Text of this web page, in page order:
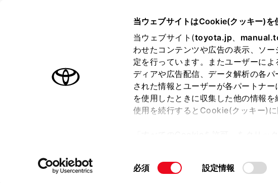
当ウェブサイトはCookie(クッキー)を
当ウェブサイト(toyota.jp、
わせたコンテンツや広告の表示、ソ
定を行っています。またユーザーに
ディアや広告配信、データ解析の各
された情報とユーザーが各パートナ
を使用したときに収集した他の情報
使用を続行するとCookie(クッキー)に
て」をご覧ください。
同
必須 設定情報
オーナーサポート トピックス
トヨタ認定中古車
トヨタ認定中古車の魅力 3つの買い方 オンライン購入